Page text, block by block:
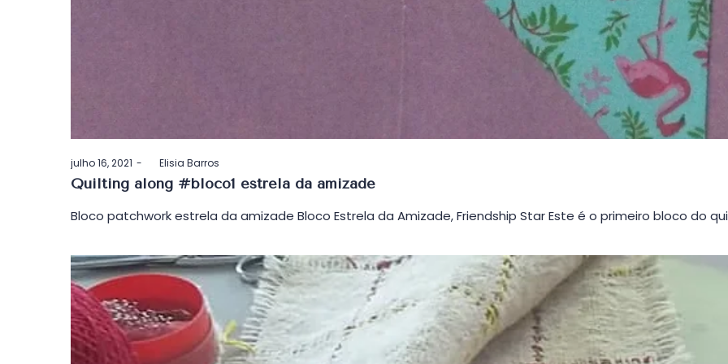
Postado
em
julho 16, 2021 byElisia Barros
Quilting along #bloco1 estrela da amizade
Bloco patchwork estrela da amizade Bloco Estrela da Amizade, Friendship Star Este é o primeiro bloco do